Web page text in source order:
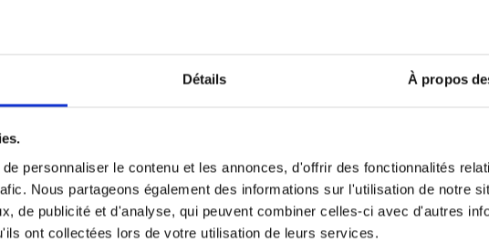
Détails À propos
personnaliser le contenu et les annonces, d'offrir des fonctionnalités
Nous partageons également des informations sur l'utilisation de notre
de publicité et d'analyse, qui peuvent combiner celles-ci avec d'autres
ont collectées lors de votre utilisation de leurs services.
2016 ; 41 (10) : 579.